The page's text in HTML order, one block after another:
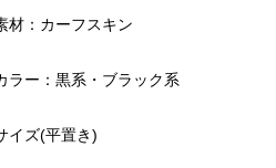
材：カーフスキン
ラー：黒系・ブラック系
イズ(平置き)